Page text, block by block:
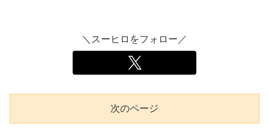
＼スーヒロをフォロー／
次のページ